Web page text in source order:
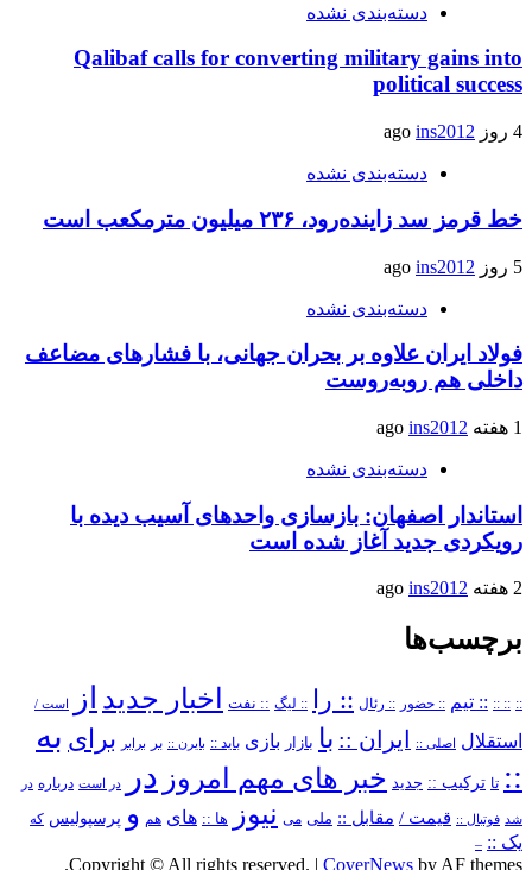
دسته‌بندی نشده
Qalibaf calls for converting military gains into
political success
4 روز ago ins2012
دسته‌بندی نشده
خط قرمز سد زاینده‌رود، ۲۳۶ میلیون مترمکعب است
5 روز ago ins2012
دسته‌بندی نشده
فولاد ایران علاوه بر بحران جهانی، با فشارهای مضاعف
داخلی هم روبه‌روست
1 هفته ago ins2012
دسته‌بندی نشده
استاندار اصفهان: بازسازی واحدهای آسیب دیده با
رویکردی جدید آغاز شده است
2 هفته ago ins2012
برچسب‌ها
::
:: :: :: تیم :: حضور :: رئال :: را :: لیگ :: نفت اخبار جدید از است /
استقلال اصلی :: ایران :: با بازار بازی باید :: بایرن :: بر برابر برای به
:: تا ترکیب :: جدید خبر های مهم امروز در در است درباره در
شد فوتبال :: قیمت / مقابل :: ملی می نیوز ها :: های هم و پرسپولیس که
یک :: –
Copyright © All rights reserved. | CoverNews by AF themes.